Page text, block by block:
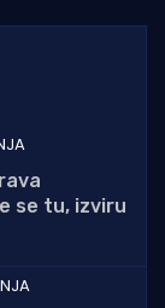
se tu, izviru